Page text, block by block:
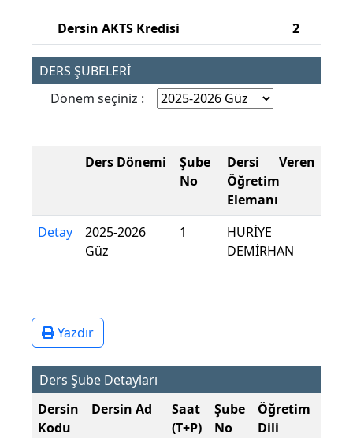
Dersin AKTS Kredisi 2
DERS ŞUBELERİ
Dönem seçiniz :
Ders Dönemi
Şube
No
Dersi Veren
Öğretim
Elemanı
Detay
2025-2026
Güz
1
HURİYE
DEMİRHAN
Yazdır
Ders Şube Detayları
Dersin
Kodu
Dersin Ad
Saat
(T+P)
Şube
No
Öğretim
Dili